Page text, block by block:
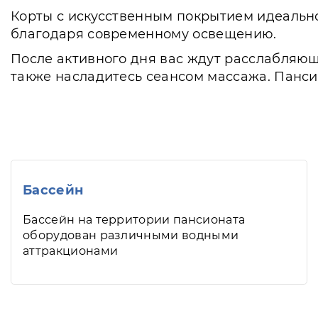
Корты с искусственным покрытием
благодаря современному освещению.
После активного дня вас ждут
также насладитесь сеансом массажа.
Бассейн
Бассейн на территории пансионата
оборудован различными водными
аттракционами